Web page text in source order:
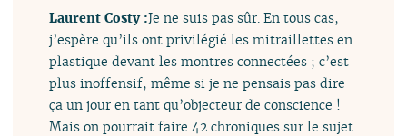
Laurent Costy :Je ne suis pas sûr. En tous cas,
j’espère qu’ils ont privilégié les mitraillettes en
plastique devant les montres connectées ; c’est
plus inoffensif, même si je ne pensais pas dire
ça un jour en tant qu’objecteur de conscience !
Mais on pourrait faire 42 chroniques sur le sujet